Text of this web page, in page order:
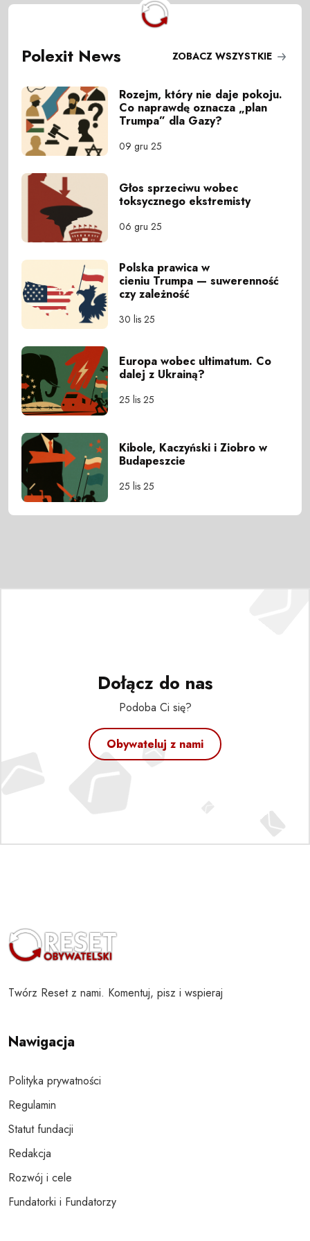
Polexit News ZOBACZ WSZYSTKIE
Rozejm, który nie daje pokoju.
Co naprawdę oznacza „plan
Trumpa” dla Gazy?
09 gru 25
Głos sprzeciwu wobec
toksycznego ekstremisty
06 gru 25
Polska prawica w
cieniu Trumpa — suwerenność
czy zależność
30 lis 25
Europa wobec ultimatum. Co
dalej z Ukrainą?
25 lis 25
Kibole, Kaczyński i Ziobro w
Budapeszcie
25 lis 25
Dołącz do nas
Podoba Ci się?
Obywateluj z nami
Twórz Reset z nami. Komentuj, pisz i wspieraj
Nawigacja
Polityka prywatności
Regulamin
Statut fundacji
Redakcja
Rozwój i cele
Fundatorki i Fundatorzy